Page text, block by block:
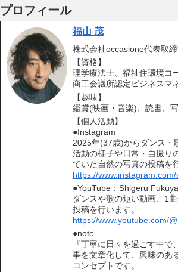
プロフィール
福山 茂
株式会社occasione代表取
【資格】
理学療法士、福祉住環境コ
商工会議所認定ビジネスマ
【趣味】
鑑賞(映画・音楽)、読書、
【個人活動】
●Instagram
2025年(37歳)からダンス・
活動の様子や日常・自撮り
ていた自然の写真の投稿を
https://
●YouTube：Shigeru
ダンスや歌の短い動画、1
投稿を行います。
https://www.youtube.com/
●note
『丁寧に日々を過ごす中で
事を文章化して、興味のあ
コンセプトです。